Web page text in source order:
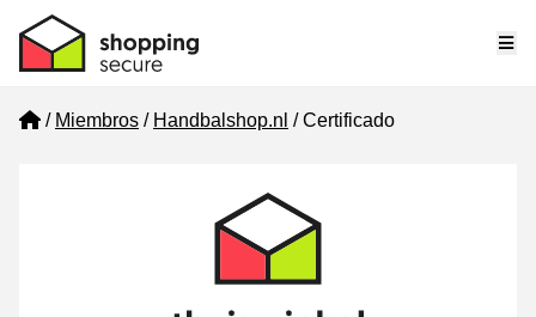
Home
Miembros Handbalshop.nl Certificado